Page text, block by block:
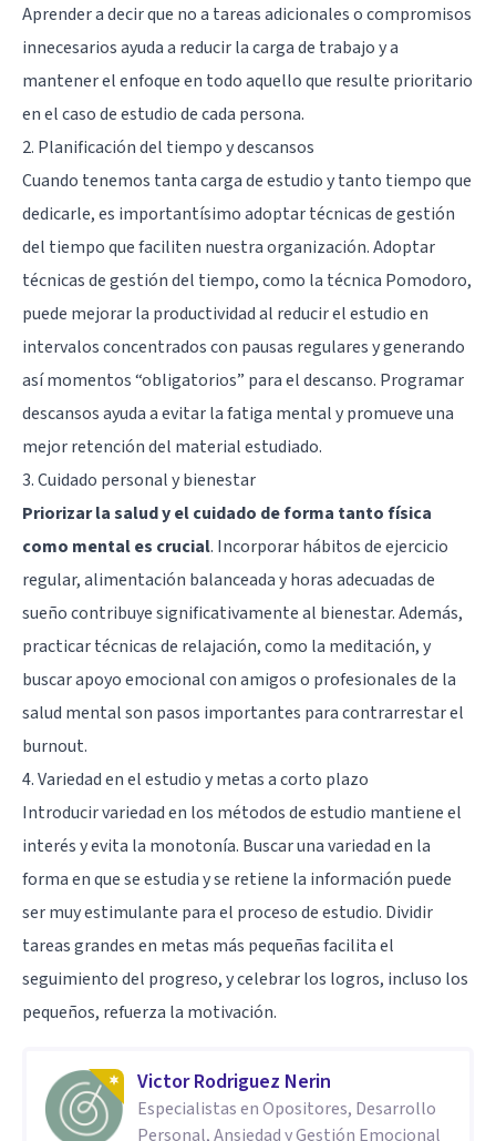
Aprender a decir que no a tareas adicionales o compromisos
innecesarios ayuda a reducir la carga de trabajo y a
mantener el enfoque en todo aquello que resulte prioritario
en el caso de estudio de cada persona.
2. Planificación del tiempo y descansos
Cuando tenemos tanta carga de estudio y tanto tiempo que
dedicarle, es importantísimo adoptar técnicas de gestión
del tiempo que faciliten nuestra organización. Adoptar
técnicas de gestión del tiempo, como la técnica Pomodoro,
puede mejorar la productividad al reducir el estudio en
intervalos concentrados con pausas regulares y generando
así momentos “obligatorios” para el descanso. Programar
descansos ayuda a evitar la fatiga mental y promueve una
mejor retención del material estudiado.
3. Cuidado personal y bienestar
Priorizar la salud y el cuidado de forma tanto física
como mental es crucial. Incorporar hábitos de ejercicio
regular, alimentación balanceada y horas adecuadas de
sueño contribuye significativamente al bienestar. Además,
practicar técnicas de relajación, como la meditación, y
buscar apoyo emocional con amigos o profesionales de la
salud mental son pasos importantes para contrarrestar el
burnout.
4. Variedad en el estudio y metas a corto plazo
Introducir variedad en los métodos de estudio mantiene el
interés y evita la monotonía. Buscar una variedad en la
forma en que se estudia y se retiene la información puede
ser muy estimulante para el proceso de estudio. Dividir
tareas grandes en metas más pequeñas facilita el
seguimiento del progreso, y celebrar los logros, incluso los
pequeños, refuerza la motivación.
Victor Rodriguez Nerin
Especialistas en Opositores, Desarrollo
Personal, Ansiedad y Gestión Emocional